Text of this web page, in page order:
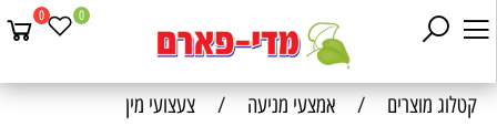
0 0
קטלוג מוצרים / אמצעי מניעה / צעצועי מין